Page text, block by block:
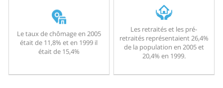
Le taux de chômage en 2005
était de 11,8% et en 1999 il
était de 15,4%
Les retraités et les pré-
retraités représentaient 26,4%
de la population en 2005 et
20,4% en 1999.